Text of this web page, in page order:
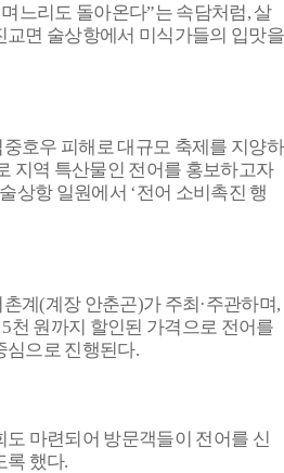
느리도 돌아온다”는 속담처럼, 살
교면 술상항에서 미식가들의 입맛을
호우 피해로 대규모 축제를 지양하
지역 특산물인 전어를 홍보하고자
상항 일원에서 ‘전어 소비촉진 행
촌계(계장 안춘곤)가 주최 ·주관하며,
5천 원까지 할인된 가격으로 전어를
심으로 진행된다.
마련되어 방문객들이 전어를 신
록 했다.